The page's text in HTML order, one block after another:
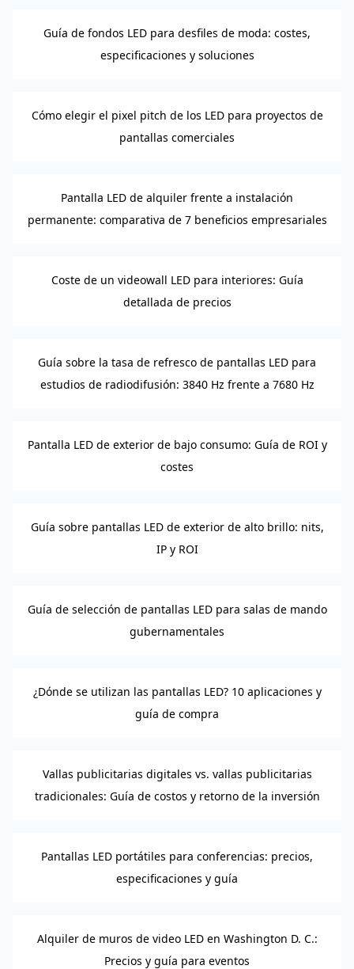
Guía de fondos LED para desfiles de moda: costes,
especificaciones y soluciones
Cómo elegir el pixel pitch de los LED para proyectos de
pantallas comerciales
Pantalla LED de alquiler frente a instalación
permanente: comparativa de 7 beneficios empresariales
Coste de un videowall LED para interiores: Guía
detallada de precios
Guía sobre la tasa de refresco de pantallas LED para
estudios de radiodifusión: 3840 Hz frente a 7680 Hz
Pantalla LED de exterior de bajo consumo: Guía de ROI y
costes
Guía sobre pantallas LED de exterior de alto brillo: nits,
IP y ROI
Guía de selección de pantallas LED para salas de mando
gubernamentales
¿Dónde se utilizan las pantallas LED? 10 aplicaciones y
guía de compra
Vallas publicitarias digitales vs. vallas publicitarias
tradicionales: Guía de costos y retorno de la inversión
Pantallas LED portátiles para conferencias: precios,
especificaciones y guía
Alquiler de muros de video LED en Washington D. C.:
Precios y guía para eventos